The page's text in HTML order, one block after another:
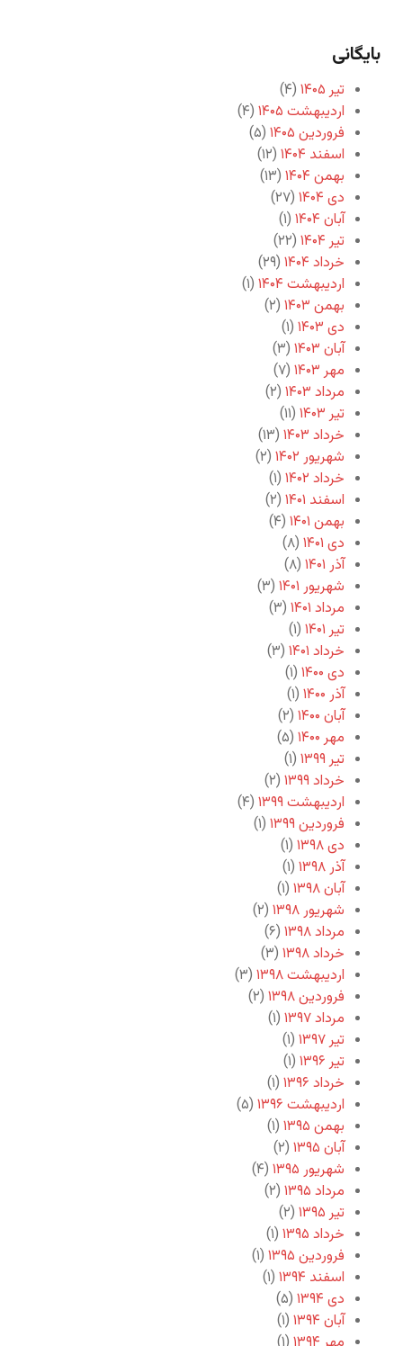
بایگانی
تیر ۱۴۰۵
(۴)
اردیبهشت ۱۴۰۵
(۴)
فروردین ۱۴۰۵
(۵)
اسفند ۱۴۰۴
(۱۲)
بهمن ۱۴۰۴
(۱۳)
دی ۱۴۰۴
(۲۷)
آبان ۱۴۰۴
(۱)
تیر ۱۴۰۴
(۲۲)
خرداد ۱۴۰۴
(۲۹)
اردیبهشت ۱۴۰۴
(۱)
بهمن ۱۴۰۳
(۲)
دی ۱۴۰۳
(۱)
آبان ۱۴۰۳
(۳)
مهر ۱۴۰۳
(۷)
مرداد ۱۴۰۳
(۲)
تیر ۱۴۰۳
(۱۱)
خرداد ۱۴۰۳
(۱۳)
شهریور ۱۴۰۲
(۲)
خرداد ۱۴۰۲
(۱)
اسفند ۱۴۰۱
(۲)
بهمن ۱۴۰۱
(۴)
دی ۱۴۰۱
(۸)
آذر ۱۴۰۱
(۸)
شهریور ۱۴۰۱
(۳)
مرداد ۱۴۰۱
(۳)
تیر ۱۴۰۱
(۱)
خرداد ۱۴۰۱
(۳)
دی ۱۴۰۰
(۱)
آذر ۱۴۰۰
(۱)
آبان ۱۴۰۰
(۲)
مهر ۱۴۰۰
(۵)
تیر ۱۳۹۹
(۱)
خرداد ۱۳۹۹
(۲)
اردیبهشت ۱۳۹۹
(۴)
فروردین ۱۳۹۹
(۱)
دی ۱۳۹۸
(۱)
آذر ۱۳۹۸
(۱)
آبان ۱۳۹۸
(۱)
شهریور ۱۳۹۸
(۲)
مرداد ۱۳۹۸
(۶)
خرداد ۱۳۹۸
(۳)
اردیبهشت ۱۳۹۸
(۳)
فروردین ۱۳۹۸
(۲)
مرداد ۱۳۹۷
(۱)
تیر ۱۳۹۷
(۱)
تیر ۱۳۹۶
(۱)
خرداد ۱۳۹۶
(۱)
اردیبهشت ۱۳۹۶
(۵)
بهمن ۱۳۹۵
(۱)
آبان ۱۳۹۵
(۲)
شهریور ۱۳۹۵
(۴)
مرداد ۱۳۹۵
(۲)
تیر ۱۳۹۵
(۲)
خرداد ۱۳۹۵
(۱)
فروردین ۱۳۹۵
(۱)
اسفند ۱۳۹۴
(۱)
دی ۱۳۹۴
(۵)
آبان ۱۳۹۴
(۱)